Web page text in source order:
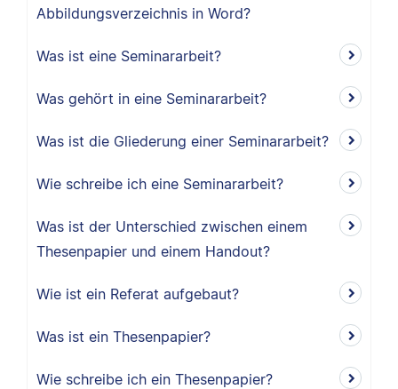
Abbildungsverzeichnis in Word?
Was ist eine Seminararbeit?
Was gehört in eine Seminararbeit?
Was ist die Gliederung einer Seminararbeit?
Wie schreibe ich eine Seminararbeit?
Was ist der Unterschied zwischen einem
Thesenpapier und einem Handout?
Wie ist ein Referat aufgebaut?
Was ist ein Thesenpapier?
Wie schreibe ich ein Thesenpapier?